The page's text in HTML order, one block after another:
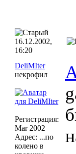
16.12.2002,
16:20
DeliMIter
некрофил
Регистрация:
Mar 2002
Адрес: ...по
колено в